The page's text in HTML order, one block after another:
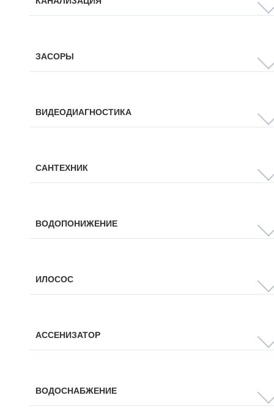
ЗАСОРЫ
ВИДЕОДИАГНОСТИКА
САНТЕХНИК
ВОДОПОНИЖЕНИЕ
ИЛОСОС
АССЕНИЗАТОР
ВОДОСНАБЖЕНИЕ